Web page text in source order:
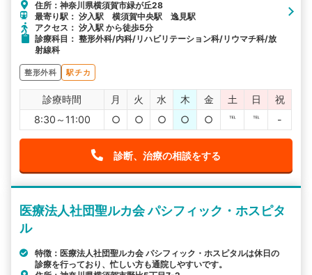
住所：神奈川県横須賀市緑が丘28
最寄り駅： 汐入駅 横須賀中央駅 逸見駅
アクセス： 汐入駅 から徒歩5分
診療科目： 整形外科/内科/リハビリテーション科/リウマチ科/放
射線科
整形外科 駅チカ
診療時間 月 火 水 木 金 土 日
祝
8:30～11:00
○ ○ ○ ○ ○ ℡ ℡ -
診断、治療の相談をする
医療法人社団聖ルカ会 パシフィック・ホスピタ
ル
特徴：医療法人社団聖ルカ会 パシフィック・ホスピタルは休日の
診療を行っており、忙しい方も通院しやすいです。